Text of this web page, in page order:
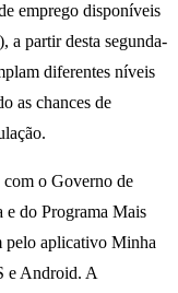
emprego disponíveis
a partir desta segunda-
diferentes níveis
as chances de
com o Governo de
e do Programa Mais
pelo aplicativo Minha
e Android. A